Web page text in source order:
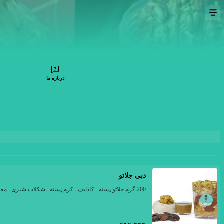
درباره ما
دبی جلاتو
200 گرم جلاتو پسته . کادایف . کرم پسته . شکلات شیری . مغز سته